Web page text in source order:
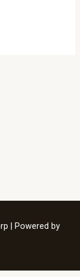
| Powered by